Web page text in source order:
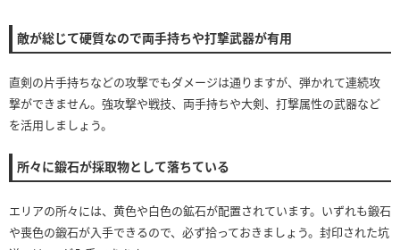
敵が総じて硬質なので両手持ちや打撃武器が有用
直剣の片手持ちなどの攻撃でもダメージは通りますが、弾かれて連続攻
撃ができません。強攻撃や戦技、両手持ちや大剣、打撃属性の武器など
を活用しましょう。
所々に鍛石が採取物として落ちている
エリアの所々には、黄色や白色の鉱石が配置されています。いずれも鍛石
や喪色の鍛石が入手できるので、必ず拾っておきましょう。封印された坑